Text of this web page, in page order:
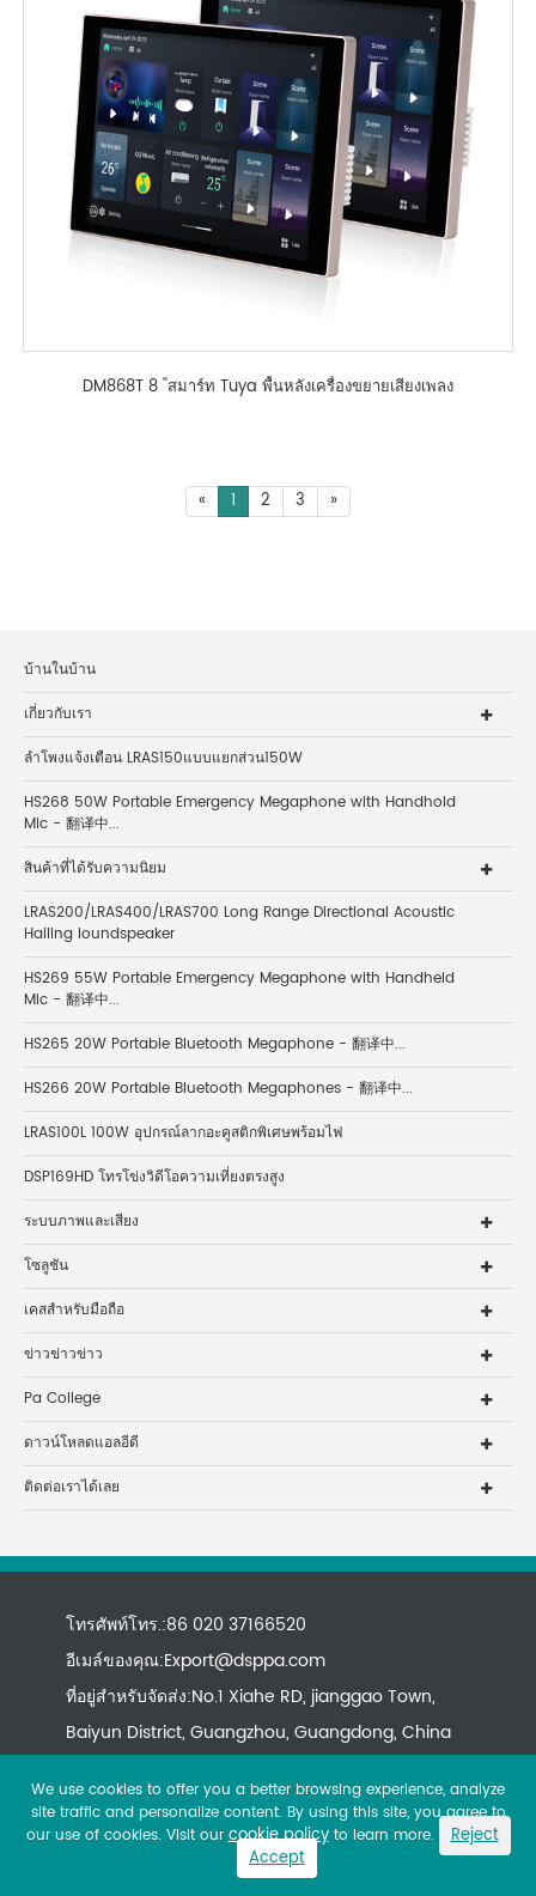
DM868T 8 ''สมาร์ท Tuya พื้นหลังเครื่องขยายเสียงเพลง
« 1 2 3 »
บ้านในบ้าน
เกี่ยวกับเรา
ลำโพงแจ้งเตือน LRAS150แบบแยกส่วน150W
HS268 50W Portable Emergency Megaphone with Handhold
Mic - 翻译中...
สินค้าที่ได้รับความนิยม
LRAS200/LRAS400/LRAS700 Long Range Directional Acoustic
Hailing loundspeaker
HS269 55W Portable Emergency Megaphone with Handheld
Mic - 翻译中...
HS265 20W Portable Bluetooth Megaphone - 翻译中...
HS266 20W Portable Bluetooth Megaphones - 翻译中...
LRAS100L 100W อุปกรณ์ลากอะคูสติกพิเศษพร้อมไฟ
DSP169HD โทรโข่งวิดีโอความเที่ยงตรงสูง
ระบบภาพและเสียง
โซลูชัน
เคสสำหรับมือถือ
ข่าวข่าวข่าว
Pa College
ดาวน์โหลดแอลอีดี
ติดต่อเราได้เลย
โทรศัพท์โทร.:86 020 37166520
อีเมล์ของคุณ:Export@dsppa.com
ที่อยู่สำหรับจัดส่ง:No.1 Xiahe RD, jianggao Town,
Baiyun District, Guangzhou, Guangdong, China
Copyright ©All rights reserved.
We use cookies to offer you a better browsing experience, analyze
site traffic and personalize content. By using this site, you agree to
our use of cookies. Visit ourcookie policyto learn more.
Reject
Accept